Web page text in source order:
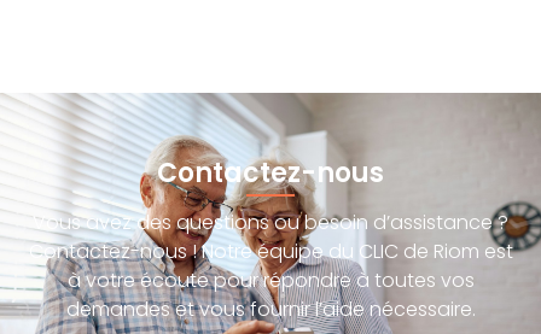
Contactez-nous
Vous avez des questions ou besoin d’assistance ?
Contactez-nous ! Notre équipe du CLIC de Riom est
à votre écoute pour répondre à toutes vos
demandes et vous fournir l’aide nécessaire.